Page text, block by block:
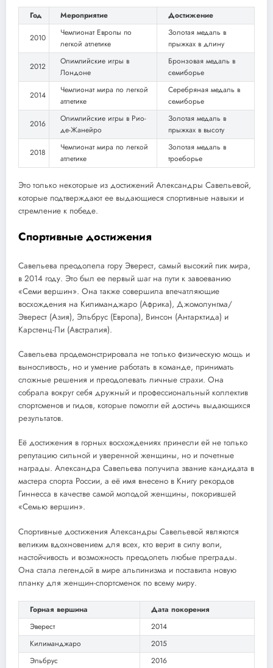
Год Мероприятие Достижение
2010
Чемпионат Европы по
легкой атлетике
Золотая медаль в
прыжках в длину
2012
Олимпийские игры в
Лондоне
Бронзовая медаль в
семиборье
2014
Чемпионат мира по легкой
атлетике
Серебряная медаль в
семиборье
2016
Олимпийские игры в Рио-
де-Жанейро
Золотая медаль в
прыжках в высоту
2018
Чемпионат мира по легкой
атлетике
Золотая медаль в
троеборье
Это только некоторые из достижений Александры Савельевой,
которые подтверждают ее выдающиеся спортивные навыки и
стремление к победе.
Спортивные достижения
Савельева преодолела гору Эверест, самый высокий пик мира,
в 2014 году. Это был ее первый шаг на пути к завоеванию
«Семи вершин». Она также совершила впечатляющие
восхождения на Килиманджаро (Африка), Джомолунгма/
Эверест (Азия), Эльбрус (Европа), Винсон (Антарктида) и
Карстенц-Пи (Австралия).
Савельева продемонстрировала не только физическую мощь и
выносливость, но и умение работать в команде, принимать
сложные решения и преодолевать личные страхи. Она
собрала вокруг себя дружный и профессиональный коллектив
спортсменов и гидов, которые помогли ей достичь выдающихся
результатов.
Её достижения в горных восхождениях принесли ей не только
репутацию сильной и уверенной женщины, но и почетные
награды. Александра Савельева получила звание кандидата в
мастера спорта России, а её имя внесено в Книгу рекордов
Гиннесса в качестве самой молодой женщины, покорившей
«Семью вершин».
Спортивные достижения Александры Савельевой являются
великим вдохновением для всех, кто верит в силу воли,
настойчивость и возможность преодолеть любые преграды.
Она стала легендой в мире альпинизма и поставила новую
планку для женщин-спортсменок по всему миру.
Горная вершина
Дата покорения
Эверест
2014
Килиманджаро
2015
Эльбрус
2016